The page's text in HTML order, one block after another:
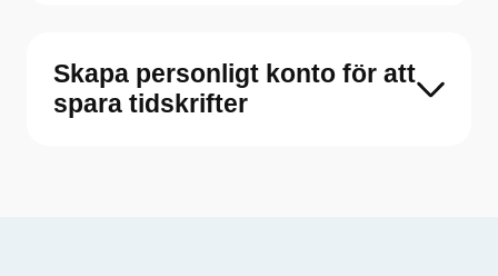
Skapa personligt konto för att
spara tidskrifter